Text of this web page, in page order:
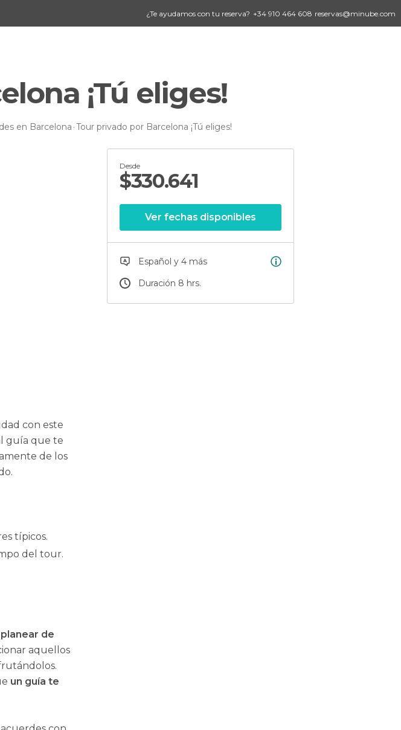
¿Te ayudamos con tu reserva? +34 910 464 608 reservas@minube.com
¡Tú eliges!
en Barcelona Tour privado por Barcelona ¡Tú eliges!
Desde
$330.641
Ver fechas disponibles
Español y 4 más
Duración 8 hrs.
con este
guía que te
de los
típicos.
del tour.
planear de
aquellos
un guía te